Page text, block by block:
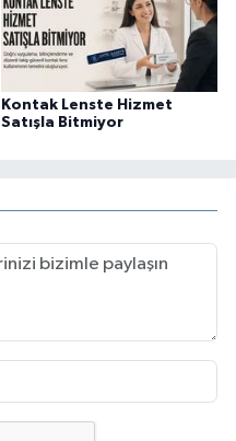
Kontak Lenste Hizmet
Satışla Bitmiyor